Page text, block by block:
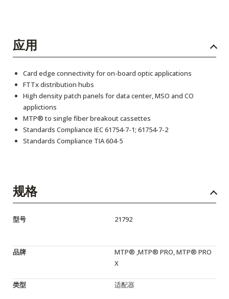
应用
Card edge connectivity for on-board optic applications
FTTx distribution hubs
High density patch panels for data center, MSO and CO
applictions
MTP® to single fiber breakout cassettes
Standards Compliance IEC 61754-7-1; 61754-7-2
Standards Compliance TIA 604-5
规格
型号 21792
品牌
MTP® ,MTP® PRO, MTP® PRO
X
类型 适配器